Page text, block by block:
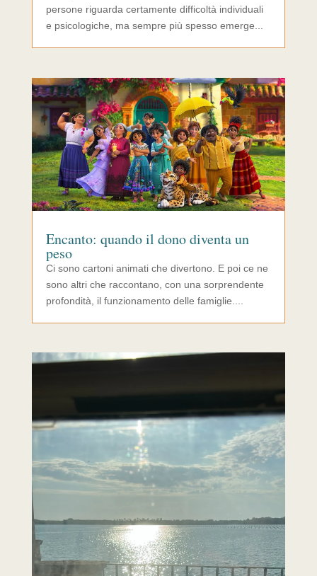
persone riguarda certamente difficoltà individuali
e psicologiche, ma sempre più spesso emerge...
Encanto: quando il dono diventa un
peso
Ci sono cartoni animati che divertono. E poi ce ne
sono altri che raccontano, con una sorprendente
profondità, il funzionamento delle famiglie....